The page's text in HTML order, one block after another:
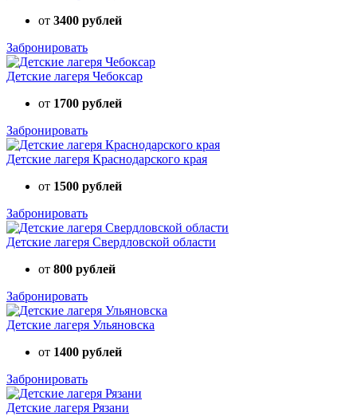
от 3400 рублей
Забронировать
Детские лагеря Чебоксар
от 1700 рублей
Забронировать
Детские лагеря Краснодарского края
от 1500 рублей
Забронировать
Детские лагеря Свердловской области
от 800 рублей
Забронировать
Детские лагеря Ульяновска
от 1400 рублей
Забронировать
Детские лагеря Рязани